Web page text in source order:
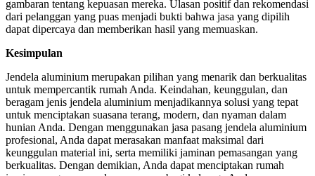
gambaran tentang kepuasan mereka. Ulasan positif dan rekomendasi
dari pelanggan yang puas menjadi bukti bahwa jasa yang dipilih
dapat dipercaya dan memberikan hasil yang memuaskan.
Kesimpulan
Jendela aluminium merupakan pilihan yang menarik dan berkualitas
untuk mempercantik rumah Anda. Keindahan, keunggulan, dan
beragam jenis jendela aluminium menjadikannya solusi yang tepat
untuk menciptakan suasana terang, modern, dan nyaman dalam
hunian Anda. Dengan menggunakan jasa pasang jendela aluminium
profesional, Anda dapat merasakan manfaat maksimal dari
keunggulan material ini, serta memiliki jaminan pemasangan yang
berkualitas. Dengan demikian, Anda dapat menciptakan rumah